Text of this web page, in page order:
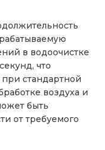
в водоочистке
что
стандартной
воздуха и
быть
от требуемого